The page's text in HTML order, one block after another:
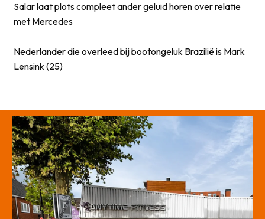
Salar laat plots compleet ander geluid horen over relatie
met Mercedes
Nederlander die overleed bij bootongeluk Brazilië is Mark
Lensink (25)